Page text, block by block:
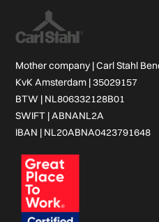
Mother company |Carl Stahl
KvK Amsterdam | 35029157
BTW | NL806332128B01
SWIFT | ABNANL2A
IBAN | NL20ABNA0423791648